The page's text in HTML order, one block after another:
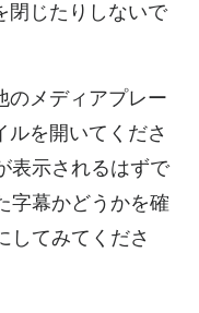
閉じたりしないで
のメディアプレー
ルを開いてくださ
表示されるはずで
字幕かどうかを確
してみてくださ